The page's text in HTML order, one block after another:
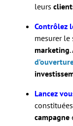
leurs
Contrôlez
mesurer le
marketing
Lancez
campagne